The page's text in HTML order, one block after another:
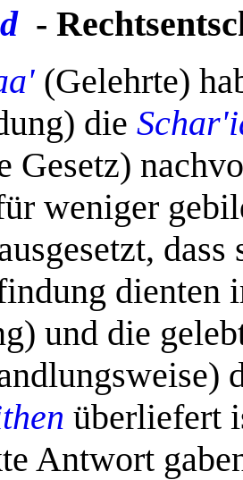
-
(Gelehrte)
die
Gesetz)
weniger
dienten
und die
überliefert
Antwort